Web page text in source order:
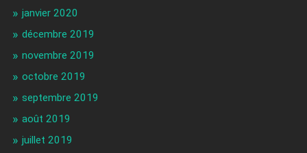
janvier 2020
décembre 2019
novembre 2019
octobre 2019
septembre 2019
août 2019
juillet 2019